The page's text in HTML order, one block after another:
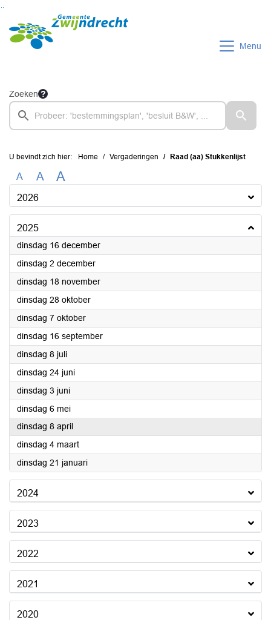
Ga naar de inhoud van deze pagina
Ga naar het zoeken
Ga naar het menu
Menu
Zoeken
U bevindt zich hier: Home Vergaderingen Raad (aa) Stukkenlijst
A A A
2026
2025
dinsdag 16 december2025
dinsdag 2 december2025
dinsdag 18 november2025
dinsdag 28 oktober2025
dinsdag 7 oktober2025
dinsdag 16 september2025
dinsdag 8 juli2025
dinsdag 24 juni2025
dinsdag 3 juni2025
dinsdag 6 mei2025
dinsdag 8 april2025
dinsdag 4 maart2025
dinsdag 21 januari2025
2024
2023
2022
2021
2020